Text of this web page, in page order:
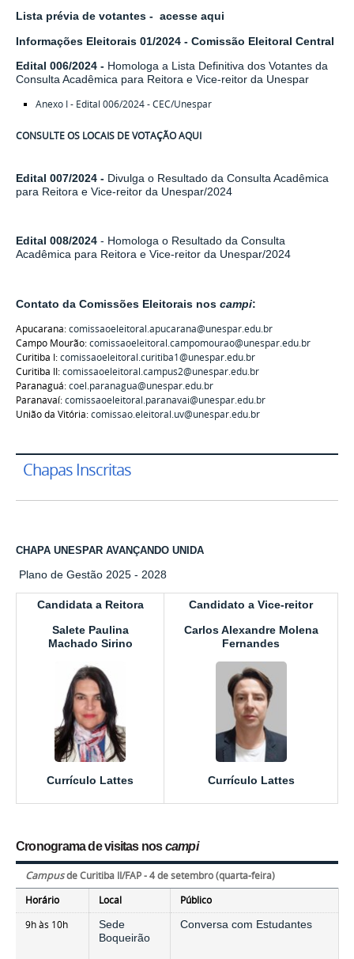
Lista prévia de votantes - acesse aqui
Informações Eleitorais 01/2024 - Comissão Eleitoral Central
Edital 006/2024 - Homologa a Lista Definitiva dos Votantes da
Consulta Acadêmica para Reitora e Vice-reitor da Unespar
Anexo I - Edital 006/2024 - CEC/Unespar
CONSULTE OS LOCAIS DE VOTAÇÃO AQUI
Edital 007/2024 - Divulga o Resultado da Consulta Acadêmica
para Reitora e Vice-reitor da Unespar/2024
Edital 008/2024 - Homologa o Resultado da Consulta
Acadêmica para Reitora e Vice-reitor da Unespar/2024
Contato da Comissões Eleitorais nos campi:
Apucarana:comissaoeleitoral.apucarana@unespar.edu.br
Campo Mourão:comissaoeleitoral.campomourao@unespar.edu.br
Curitiba I:comissaoeleitoral.curitiba1@unespar.edu.br
Curitiba II:comissaoeleitoral.campus2@unespar.edu.br
Paranaguá:coel.paranagua@unespar.edu.br
Paranavaí:comissaoeleitoral.paranavai@unespar.edu.br
União da Vitória:comissao.eleitoral.uv@unespar.edu.br
Chapas Inscritas
CHAPA UNESPAR AVANÇANDO UNIDA
Plano de Gestão 2025 - 2028
Candidata a Reitora
Salete Paulina
Machado Sirino
Currículo Lattes
Candidato a Vice-reitor
Carlos Alexandre Molena
Fernandes
Currículo Lattes
Cronograma de visitas noscampi
Campusde Curitiba II/FAP - 4 de setembro (quarta-feira)
Horário
Local
Público
9h às 10h
Sede
Boqueirão
Conversa com Estudantes